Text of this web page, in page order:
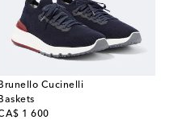
Brunello Cucinelli
Baskets
1 600
price